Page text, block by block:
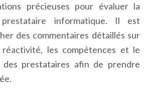
précieuses pour évaluer la
informatique. Il est
des commentaires détaillés sur
les compétences et le
des prestataires afin de prendre